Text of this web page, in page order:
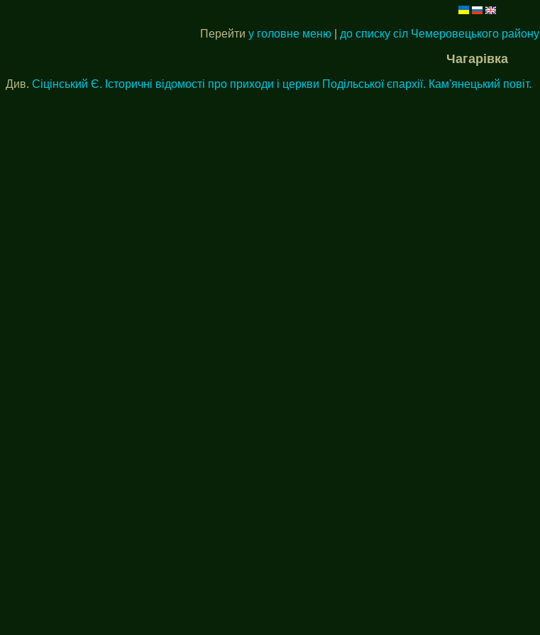
Перейти у головне меню до списку сіл Чемеровецького району
Чагарівка
Див. Сіцінський Є. Історичні відомості про приходи і церкви Подільської єпархії. Кам'янецький повіт.